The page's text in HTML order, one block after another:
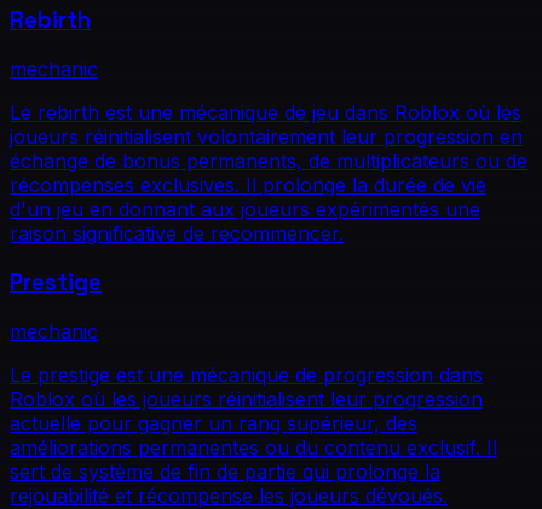
Rebirth
mechanic
Le rebirth est une mécanique de jeu dans Roblox où les
joueurs réinitialisent volontairement leur progression en
échange de bonus permanents, de multiplicateurs ou de
récompenses exclusives. Il prolonge la durée de vie
d'un jeu en donnant aux joueurs expérimentés une
raison significative de recommencer.
Prestige
mechanic
Le prestige est une mécanique de progression dans
Roblox où les joueurs réinitialisent leur progression
actuelle pour gagner un rang supérieur, des
améliorations permanentes ou du contenu exclusif. Il
sert de système de fin de partie qui prolonge la
rejouabilité et récompense les joueurs dévoués.